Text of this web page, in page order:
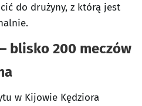
do drużyny, z którą jest
blisko 200 meczów
w Kijowie Kędziora